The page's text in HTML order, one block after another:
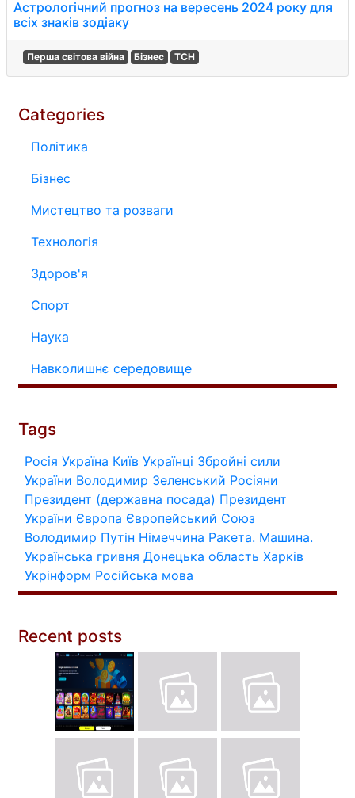
Астрологічний прогноз на вересень 2024 року для
всіх знаків зодіаку
Перша світова війна Бізнес ТСН
Categories
Політика
Бізнес
Мистецтво та розваги
Технологія
Здоров'я
Спорт
Наука
Навколишнє середовище
Tags
Росія Україна Київ Українці Збройні сили
України Володимир Зеленський Росіяни
Президент (державна посада) Президент
України Європа Європейський Союз
Володимир Путін Німеччина Ракета. Машина.
Українська гривня Донецька область Харків
Укрінформ Російська мова
Recent posts